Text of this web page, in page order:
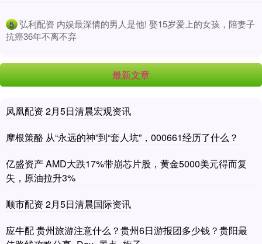
5 ​弘利配资 内娱最深情的男人是他! 娶15岁爱上的女孩，陪妻子
抗癌36年不离不弃
最新文章
凤凰配资 2月5日清晨宏观资讯
摩根策酪 从“永远的神”到“套人坑”，000661经历了什么？
亿盛资产 AMD大跌17%带崩芯片股，黄金5000美元得而复
失，原油拉升3%
顺市配资 2月5日清晨国际资讯
应牛配 贵州旅游注意什么？贵州6日游报团多少钱？贵阳最